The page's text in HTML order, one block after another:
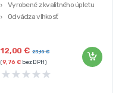
Vyrobené z kvalitného úpletu
Odvádza vlhkosť
12,00€ 23,10€
(9,76€ bez DPH)
★★★★★